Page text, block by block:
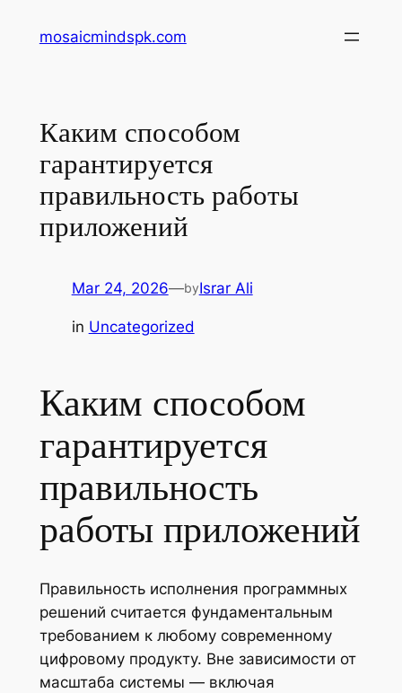
mosaicmindspk.com
Каким способом
гарантируется
правильность работы
приложений
Mar 24, 2026—byIsrar Ali
in Uncategorized
Каким способом
гарантируется
правильность
работы приложений
Правильность исполнения программных
решений считается фундаментальным
требованием к любому современному
цифровому продукту. Вне зависимости от
масштаба системы — включая